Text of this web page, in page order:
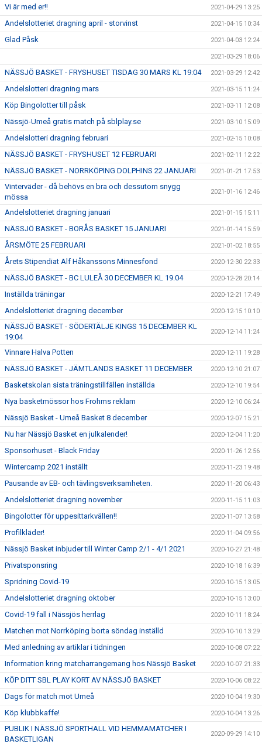
Vi är med er!! 2021-04-29 13:25
Andelslotteriet dragning april - storvinst 2021-04-15 10:34
Glad Påsk 2021-04-03 12:24
2021-03-29 18:06
NÄSSJÖ BASKET - FRYSHUSET TISDAG 30 MARS KL 19:04 2021-03-29 12:42
Andelslotteri dragning mars 2021-03-15 11:24
Köp Bingolotter till påsk 2021-03-11 12:08
Nässjö-Umeå gratis match på sblplay.se 2021-03-10 15:09
Andelslotteri dragning februari 2021-02-15 10:08
NÄSSJÖ BASKET - FRYSHUSET 12 FEBRUARI 2021-02-11 12:22
NÄSSJÖ BASKET - NORRKÖPING DOLPHINS 22 JANUARI 2021-01-21 17:53
Vinterväder - då behövs en bra och dessutom snygg
mössa
2021-01-16 12:46
Andelslotteriet dragning januari 2021-01-15 15:11
NÄSSJÖ BASKET - BORÅS BASKET 15 JANUARI 2021-01-14 15:59
ÅRSMÖTE 25 FEBRUARI 2021-01-02 18:55
Årets Stipendiat Alf Håkanssons Minnesfond 2020-12-30 22:33
NÄSSJÖ BASKET - BC LULEÅ 30 DECEMBER KL 19.04 2020-12-28 20:14
Inställda träningar 2020-12-21 17:49
Andelslotteriet dragning december 2020-12-15 10:10
NÄSSJÖ BASKET - SÖDERTÄLJE KINGS 15 DECEMBER KL
19:04
2020-12-14 11:24
Vinnare Halva Potten 2020-12-11 19:28
NÄSSJÖ BASKET - JÄMTLANDS BASKET 11 DECEMBER 2020-12-10 21:07
Basketskolan sista träningstillfällen inställda 2020-12-10 19:54
Nya basketmössor hos Frohms reklam 2020-12-10 06:24
Nässjö Basket - Umeå Basket 8 december 2020-12-07 15:21
Nu har Nässjö Basket en julkalender! 2020-12-04 11:20
Sponsorhuset - Black Friday 2020-11-26 12:56
Wintercamp 2021 inställt 2020-11-23 19:48
Pausande av EB- och tävlingsverksamheten. 2020-11-20 06:43
Andelslotteriet dragning november 2020-11-15 11:03
Bingolotter för uppesittarkvällen!! 2020-11-07 13:58
Profilkläder! 2020-11-04 09:56
Nässjö Basket inbjuder till Winter Camp 2/1 - 4/1 2021 2020-10-27 21:48
Privatsponsring 2020-10-18 16:39
Spridning Covid-19 2020-10-15 13:05
Andelslotteriet dragning oktober 2020-10-15 13:00
Covid-19 fall i Nässjös herrlag 2020-10-11 18:24
Matchen mot Norrköping borta söndag inställd 2020-10-10 13:29
Med anledning av artiklar i tidningen 2020-10-08 07:22
Information kring matcharrangemang hos Nässjö Basket 2020-10-07 21:33
KÖP DITT SBL PLAY KORT AV NÄSSJÖ BASKET 2020-10-06 08:22
Dags för match mot Umeå 2020-10-04 19:30
Köp klubbkaffe! 2020-10-04 13:26
PUBLIK I NÄSSJÖ SPORTHALL VID HEMMAMATCHER I
BASKETLIGAN
2020-09-29 14:10